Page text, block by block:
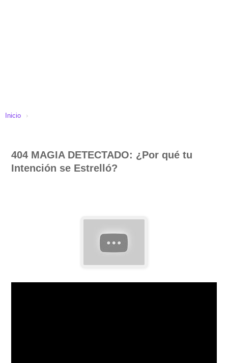
Inicio ›
404 MAGIA DETECTADO: ¿Por qué tu
Intención se Estrelló?